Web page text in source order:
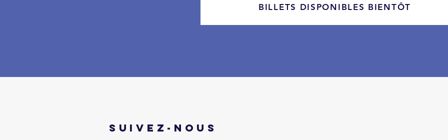
BILLETS DISPONIBLES BIENTÔT
suivez-nous